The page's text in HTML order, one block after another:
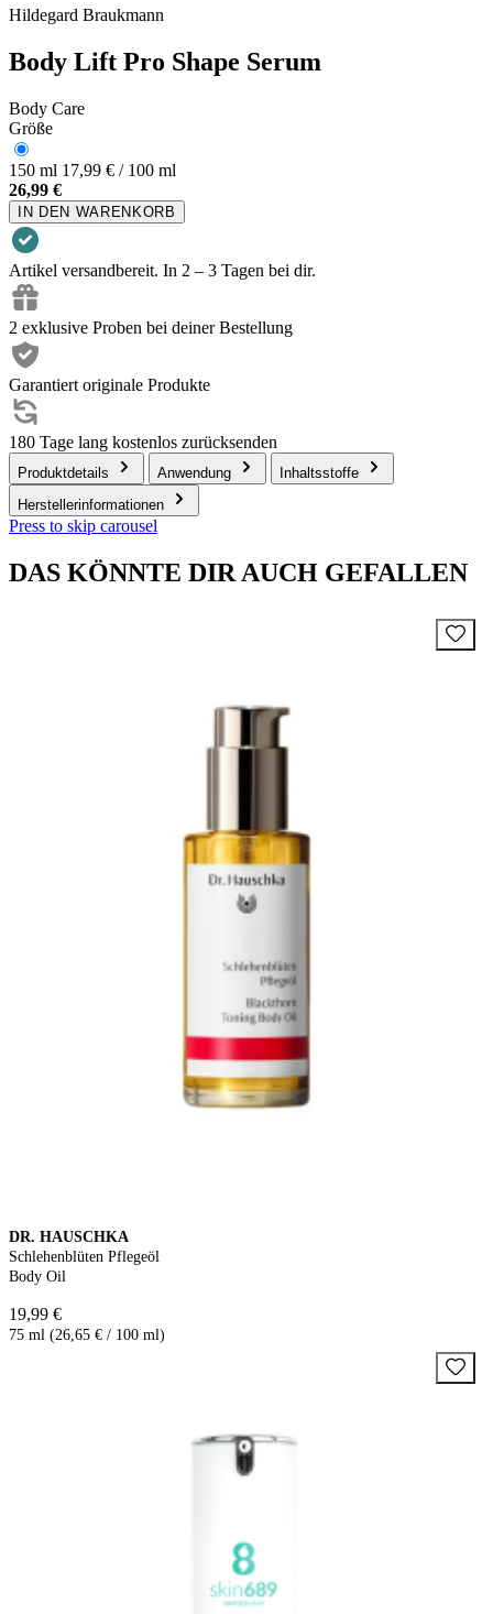
Hildegard Braukmann
Body Lift Pro Shape Serum
Body Care
Größe
150 ml 17,99 € / 100 ml
26,99 €
IN DEN WARENKORB
Artikel versandbereit. In 2 – 3 Tagen bei dir.
2 exklusive Proben bei deiner Bestellung
Garantiert originale Produkte
180 Tage lang kostenlos zurücksenden
Produktdetails Anwendung
Inhaltsstoffe
Herstellerinformationen
Press to skip carousel
DAS KÖNNTE DIR AUCH GEFALLEN
DR. HAUSCHKA
Schlehenblüten Pflegeöl
Body Oil
19,99 €
75 ml (26,65 € / 100 ml)